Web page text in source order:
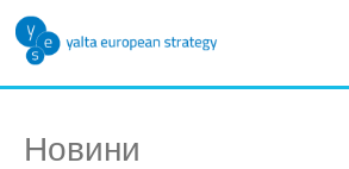
Новини